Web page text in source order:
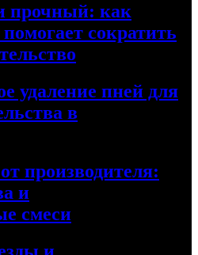
прочный: как
сократить
удаление пней для
в
производителя:
и
смеси
и